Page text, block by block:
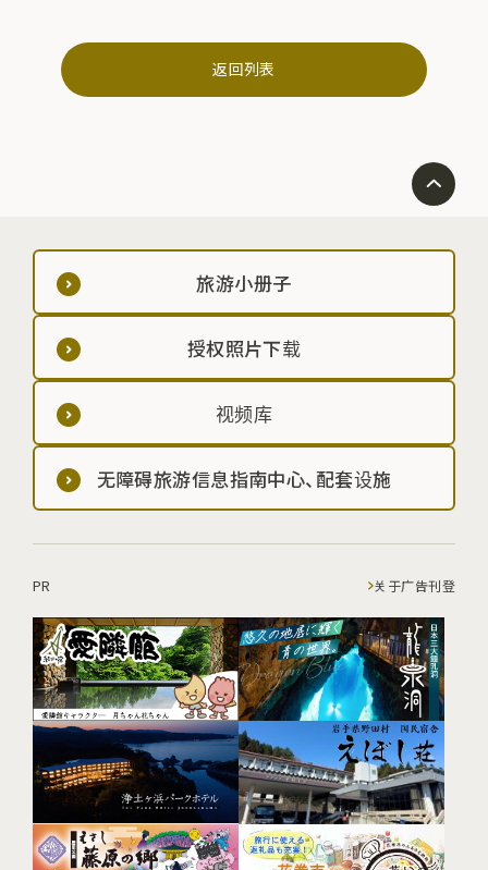
返回列表
旅游小册子
授权照片下载
视频库
无障碍旅游信息指南中心、配套设施
PR 关于广告刊登